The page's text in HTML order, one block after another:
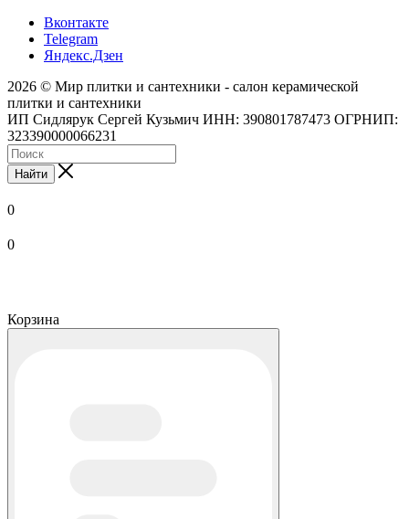
Вконтакте
Telegram
Яндекс.Дзен
2026 © Мир плитки и сантехники - салон керамической
плитки и сантехники
ИП Сидлярук Сергей Кузьмич ИНН: 390801787473 ОГРНИП:
323390000066231
Найти
0
0
Корзина